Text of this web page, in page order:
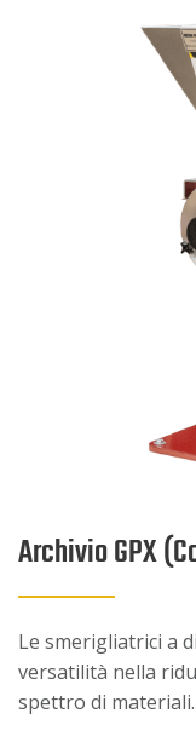
Archivio GPX
Le smerigliatrici a
versatilità nella
spettro di materiali.